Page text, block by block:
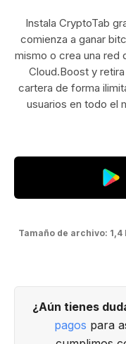
Instala CryptoTab
comienza a ganar
mismo o crea una red
Cloud.Boost y
cartera de forma
usuarios en todo el
Tamaño de archivo: 1,4
¿Aún tienes
pagos para